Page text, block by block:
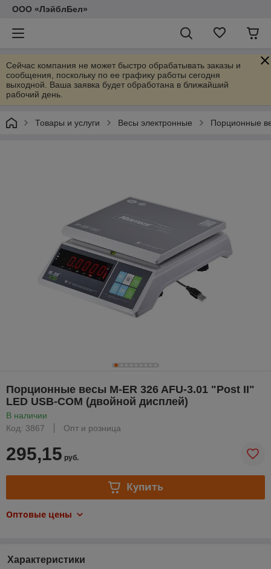
ООО «ЛэйблБел»
Сейчас компания не может быстро обрабатывать заказы и
сообщения, поскольку по ее графику работы сегодня
выходной. Ваша заявка будет обработана в ближайший
рабочий день.
Товары и услуги Весы электронные Порционные
Порционные весы M-ER 326 AFU-3.01 "Post II"
LED USB-COM (двойной дисплей)
В наличии
Код: 3867
Опт и розница
295,15 руб.
Купить
Оптовые цены
Характеристики